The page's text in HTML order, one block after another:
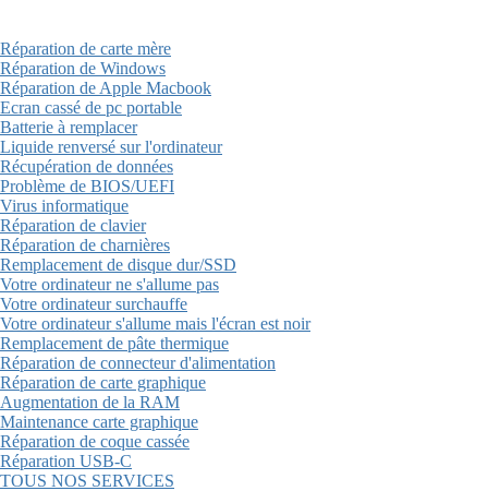
Réparation de carte mère
Réparation de Windows
Réparation de Apple Macbook
Ecran cassé de pc portable
Batterie à remplacer
Liquide renversé sur l'ordinateur
Récupération de données
Problème de BIOS/UEFI
Virus informatique
Réparation de clavier
Réparation de charnières
Remplacement de disque dur/SSD
Votre ordinateur ne s'allume pas
Votre ordinateur surchauffe
Votre ordinateur s'allume mais l'écran est noir
Remplacement de pâte thermique
Réparation de connecteur d'alimentation
Réparation de carte graphique
Augmentation de la RAM
Maintenance carte graphique
Réparation de coque cassée
Réparation USB-C
TOUS NOS SERVICES